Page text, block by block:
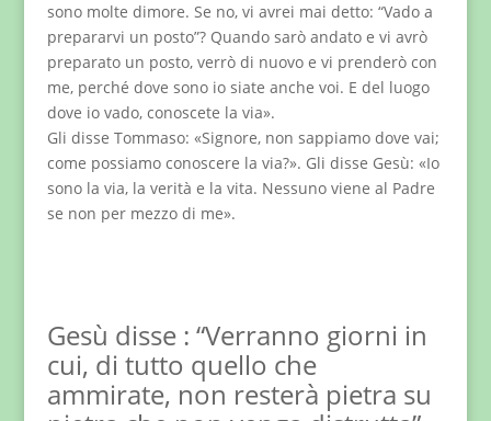
sono molte dimore. Se no, vi avrei mai detto: “Vado a
prepararvi un posto”? Quando sarò andato e vi avrò
preparato un posto, verrò di nuovo e vi prenderò con
me, perché dove sono io siate anche voi. E del luogo
dove io vado, conoscete la via».
Gli disse Tommaso: «Signore, non sappiamo dove vai;
come possiamo conoscere la via?». Gli disse Gesù: «Io
sono la via, la verità e la vita. Nessuno viene al Padre
se non per mezzo di me».
Gesù disse : “Verranno giorni in
cui, di tutto quello che
ammirate, non resterà pietra su